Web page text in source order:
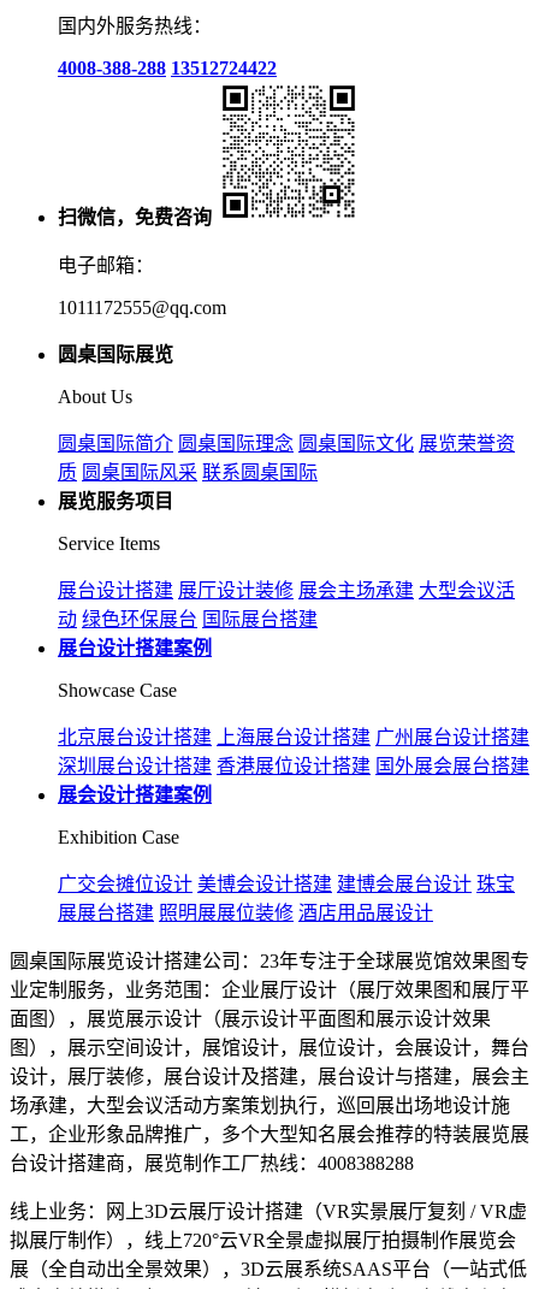
国内外服务热线：
4008-388-288 13512724422
扫微信，免费咨询
电子邮箱：
1011172555@qq.com
圆桌国际展览
About Us
圆桌国际简介 圆桌国际理念 圆桌国际文化 展览荣誉资
质 圆桌国际风采 联系圆桌国际
展览服务项目
Service Items
展台设计搭建 展厅设计装修 展会主场承建 大型会议活
动 绿色环保展台 国际展台搭建
展台设计搭建案例
Showcase Case
北京展台设计搭建 上海展台设计搭建 广州展台设计搭建
深圳展台设计搭建 香港展位设计搭建 国外展会展台搭建
展会设计搭建案例
Exhibition Case
广交会摊位设计 美博会设计搭建 建博会展台设计 珠宝
展展台搭建 照明展展位装修 酒店用品展设计
圆桌国际展览设计搭建公司：23年专注于全球展览馆效果图专
业定制服务，业务范围：企业展厅设计（展厅效果图和展厅平
面图），展览展示设计（展示设计平面图和展示设计效果
图），展示空间设计，展馆设计，展位设计，会展设计，舞台
设计，展厅装修，展台设计及搭建，展台设计与搭建，展会主
场承建，大型会议活动方案策划执行，巡回展出场地设计施
工，企业形象品牌推广，多个大型知名展会推荐的特装展览展
台设计搭建商，展览制作工厂热线：4008388288
线上业务：网上3D云展厅设计搭建（VR实景展厅复刻 / VR虚
拟展厅制作），线上720°云VR全景虚拟展厅拍摄制作展览会
展（全自动出全景效果），3D云展系统SAAS平台（一站式低